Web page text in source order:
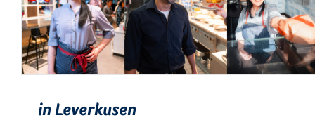
in Leverkusen